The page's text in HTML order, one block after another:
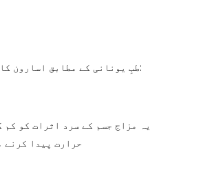
طبِ یونانی کے مطابق اسارون کا مزاج درج ذیل ہے:
یہ مزاج جسم کے سرد اثرات کو کم
حرارت پیدا کرنے